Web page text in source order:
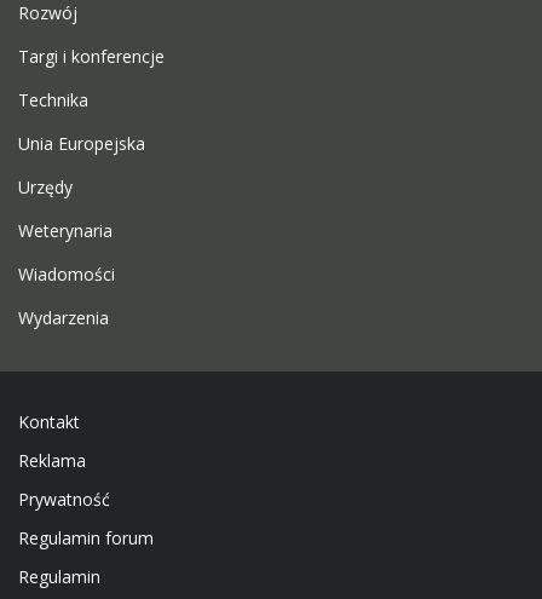
Rozwój
Targi i konferencje
Technika
Unia Europejska
Urzędy
Weterynaria
Wiadomości
Wydarzenia
Kontakt
Reklama
Prywatność
Regulamin forum
Regulamin